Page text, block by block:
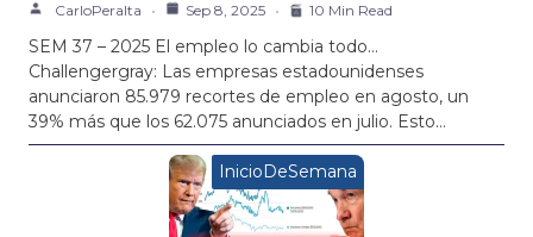
CarloPeralta Sep 8, 2025 10 Min Read
SEM 37 – 2025 El empleo lo cambia todo…
Challengergray: Las empresas estadounidenses
anunciaron 85.979 recortes de empleo en agosto, un
39% más que los 62.075 anunciados en julio. Esto…
InicioDeSemana